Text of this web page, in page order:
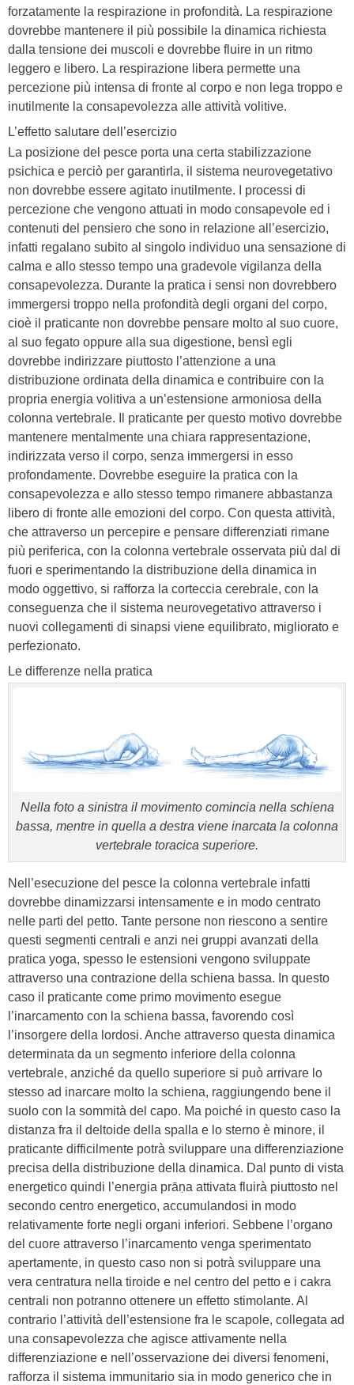
forzatamente la respirazione in profondità. La respirazione
dovrebbe mantenere il più possibile la dinamica richiesta
dalla tensione dei muscoli e dovrebbe fluire in un ritmo
leggero e libero. La respirazione libera permette una
percezione più intensa di fronte al corpo e non lega troppo e
inutilmente la consapevolezza alle attività volitive.
L’effetto salutare dell’esercizio
La posizione del pesce porta una certa stabilizzazione
psichica e perciò per garantirla, il sistema neurovegetativo
non dovrebbe essere agitato inutilmente. I processi di
percezione che vengono attuati in modo consapevole ed i
contenuti del pensiero che sono in relazione all’esercizio,
infatti regalano subito al singolo individuo una sensazione di
calma e allo stesso tempo una gradevole vigilanza della
consapevolezza. Durante la pratica i sensi non dovrebbero
immergersi troppo nella profondità degli organi del corpo,
cioè il praticante non dovrebbe pensare molto al suo cuore,
al suo fegato oppure alla sua digestione, bensì egli
dovrebbe indirizzare piuttosto l’attenzione a una
distribuzione ordinata della dinamica e contribuire con la
propria energia volitiva a un’estensione armoniosa della
colonna vertebrale. Il praticante per questo motivo dovrebbe
mantenere mentalmente una chiara rappresentazione,
indirizzata verso il corpo, senza immergersi in esso
profondamente. Dovrebbe eseguire la pratica con la
consapevolezza e allo stesso tempo rimanere abbastanza
libero di fronte alle emozioni del corpo. Con questa attività,
che attraverso un percepire e pensare differenziati rimane
più periferica, con la colonna vertebrale osservata più dal di
fuori e sperimentando la distribuzione della dinamica in
modo oggettivo, si rafforza la corteccia cerebrale, con la
conseguenza che il sistema neurovegetativo attraverso i
nuovi collegamenti di sinapsi viene equilibrato, migliorato e
perfezionato.
Le differenze nella pratica
Nella foto a sinistra il movimento comincia nella schiena
bassa, mentre in quella a destra viene inarcata la colonna
vertebrale toracica superiore.
Nell’esecuzione del pesce la colonna vertebrale infatti
dovrebbe dinamizzarsi intensamente e in modo centrato
nelle parti del petto. Tante persone non riescono a sentire
questi segmenti centrali e anzi nei gruppi avanzati della
pratica yoga, spesso le estensioni vengono sviluppate
attraverso una contrazione della schiena bassa. In questo
caso il praticante come primo movimento esegue
l’inarcamento con la schiena bassa, favorendo così
l’insorgere della lordosi. Anche attraverso questa dinamica
determinata da un segmento inferiore della colonna
vertebrale, anziché da quello superiore si può arrivare lo
stesso ad inarcare molto la schiena, raggiungendo bene il
suolo con la sommità del capo. Ma poiché in questo caso la
distanza fra il deltoide della spalla e lo sterno è minore, il
praticante difficilmente potrà sviluppare una differenziazione
precisa della distribuzione della dinamica. Dal punto di vista
energetico quindi l’energia prāṇa attivata fluirà piuttosto nel
secondo centro energetico, accumulandosi in modo
relativamente forte negli organi inferiori. Sebbene l’organo
del cuore attraverso l’inarcamento venga sperimentato
apertamente, in questo caso non si potrà sviluppare una
vera centratura nella tiroide e nel centro del petto e i cakra
centrali non potranno ottenere un effetto stimolante. Al
contrario l’attività dell’estensione fra le scapole, collegata ad
una consapevolezza che agisce attivamente nella
differenziazione e nell’osservazione dei diversi fenomeni,
rafforza il sistema immunitario sia in modo generico che in